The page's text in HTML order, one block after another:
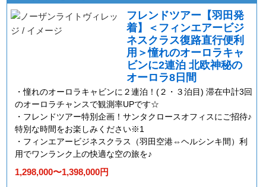
フレンドツアー【羽田発
着】＜フィンエアービジ
ネスクラス復路直行便利
用＞憧れのオーロラキャ
ビンに2連泊 北欧神秘の
オーロラ8日間
憧れのオーロラキャビンに２連泊！(２・３泊目) 滞在中計3回
のオーロラチャンスで観測率UPです☆
フレンドツアー特別企画！サンタクロースオフィスにご招待♪
特別な時間をお楽しみください※1
フィンエアービジネスクラス（羽田空港⇔ヘルシンキ間）利
用でワンランク上の快適な空の旅を♪
1,298,000〜1,398,000円